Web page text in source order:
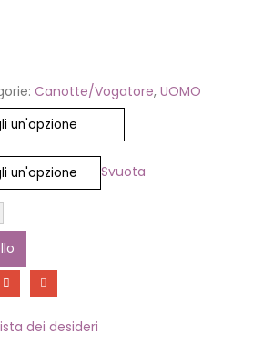
Canotte/Vogatore, UOMO
Svuota
dei desideri